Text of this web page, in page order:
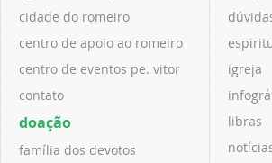
cidade do romeiro
centro de apoio ao romeiro
centro de eventos pe. vitor
contato
doação
família dos devotos
igreja
libras